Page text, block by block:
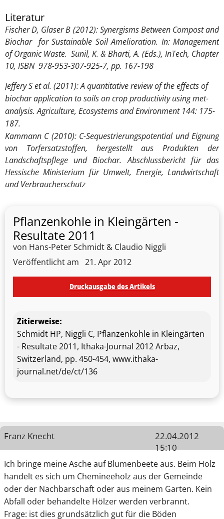
Literatur
Fischer D, Glaser B (2012): Synergisms Between Compost and
Biochar for Sustainable Soil Amelioration. In: Management
of Organic Waste. Sunil, K. & Bharti, A. (Eds.), InTech, Chapter
10, ISBN 978-953-307-925-7, pp. 167-198
Jeffery S et al. (2011): A quantitative review of the effects of
biochar application to soils on crop productivity using met-
analysis. Agriculture, Ecosystems and Environment 144: 175-
187.
Kammann C (2010): C-Sequestrierungspotential und Eignung
von Torfersatzstoffen, hergestellt aus Produkten der
Landschaftspflege und Biochar. Abschlussbericht für das
Hessische Ministerium für Umwelt, Energie, Landwirtschaft
und Verbraucherschutz
Pflanzenkohle in Kleingärten -
Resultate 2011
von Hans-Peter Schmidt & Claudio Niggli
Veröffentlicht am 21. Apr 2012
Druckausgabe des Artikels
Zitierweise:
Schmidt HP, Niggli C, Pflanzenkohle in Kleingärten
- Resultate 2011, Ithaka-Journal 2012 Arbaz,
Switzerland, pp. 450-454, www.ithaka-
journal.net/de/ct/136
Franz Knecht
22.04.2012
15:10
Ich bringe meine Asche auf Blumenbeete aus. Beim Holz
handelt es sich um Chemineeholz aus der Gemeinde
oder der Nachbarschaft oder aus meinem Garten. Kein
Abfall oder behandelte Hölzer werden verbrannt.
Frage: ist dies grundsätzlich gut für die Böden